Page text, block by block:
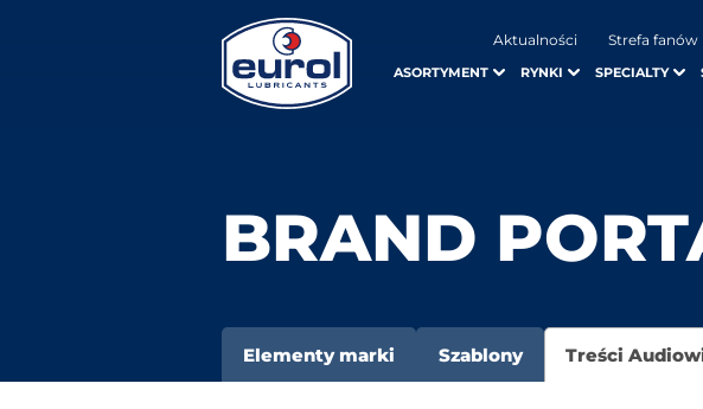
Aktualności Strefa fanów
ASORTYMENT RYNKI SPECIALTY
BRAND
Elementy marki Szablony Treści